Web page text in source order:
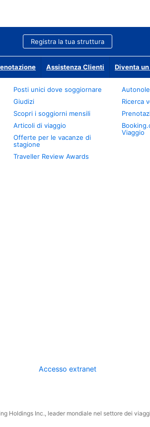
Registra la tua struttura
Assistenza Clienti Diventa
Posti unici dove soggiornare
Giudizi
Scopri i soggiorni mensili
Articoli di viaggio
Offerte per le vacanze di
stagione
Traveller Review Awards
Ricerca
Viaggio
Accesso extranet
Holdings Inc., leader mondiale nel settore dei